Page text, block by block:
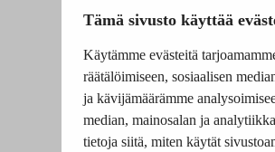
Tämä sivusto käyttää
Käytämme evästeitä
räätälöimiseen, sosiaalisen
ja kävijämäärämme
median, mainosalan ja
tietoja siitä, miten käytät